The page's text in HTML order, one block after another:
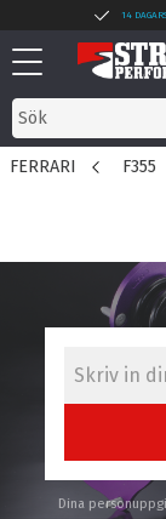
Meny
14
FERRARI F355
Dina